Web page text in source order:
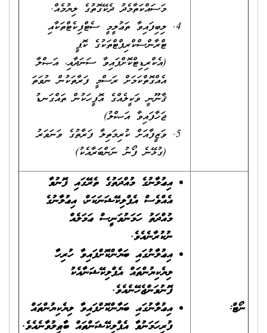
މަސައްކަތާމެދު ދެކޭގޮތުގެ ލިޔުމެއް.
ލިބިފައިވާ ތަޢުލީމީ ސެޓްފިކެޓްތަކާއި
ޓްރާންސްކްރިޕްޓްތަކުގެ ކޮޕީ
(އެކްރިޑިޓްކޮށްފައިވާ ސަނަދާއި، އަޞްލާ
އެއްގޮތްކަމަށް ރަސްމީ ފަރާތަކުން ނުވަތަ
ޤާނޫނީ ވަކީލެއްގެ އޮފީހަކުން ތައްގަނޑު
ޖަހާފައިވާ އަޞްލު)
ވަޒީފާއަށް ކުރިމަތިލާ ފަރާތުގެ ވަނަވަރު
(ގުޅޭނެ ފޯނު ނަންބަރާއެކު)
ނޯޓް:
އިޢުލާނުގެ މުއްދަތުގެ ތެރޭގައި ފޮނުވާ
އެއްވެސް އެޕްލިކޭޝަނަކަށް، އިޢުލާނުގެ
މުއްދަތު ހަމަނުވަނީސް ޢަމަލެއް
ނުކުރާނެއެވެ.
އިޢުލާނުގައި ބަޔާންކޮށްފައިވާ ހުރިހާ
ލިޔެކިޔުންތައް އެޕްލިކޭޝަނާއެކު
ފޮނުވަންޖެހޭނެއެވެ.
އިޢުލާނުގައި ބަޔާންކޮށްފައިވާ ލިޔެކިޔުންތައް
ފުރިހަމަނުވާ އެޕްލިކޭޝަންތައް ބާޠިލުވާނެއެވެ.